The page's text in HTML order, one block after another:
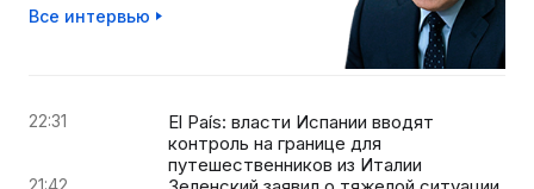
Все интервью
22:31
El País: власти Испании вводят
контроль на границе для
путешественников из Италии
21:42